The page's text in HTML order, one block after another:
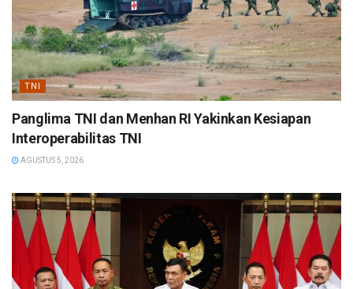
TNI
Panglima TNI dan Menhan RI Yakinkan Kesiapan
Interoperabilitas TNI
AGUSTUS 5, 2026